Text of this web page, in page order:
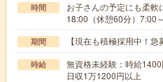
時間
お子さんの予定にも柔軟
18:00（休憩60分）7:00
期間 【現在も積極採用中！
時給
無資格未経験：時給
日収1万1200円以上